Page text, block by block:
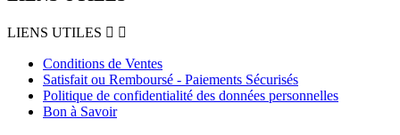
LIENS UTILES  
Conditions de Ventes
Satisfait ou Remboursé - Paiements Sécurisés
Politique de confidentialité des données personnelles
Bon à Savoir